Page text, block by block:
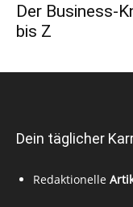
Der Business-
bis Z
Dein täglicher
Redaktionelle